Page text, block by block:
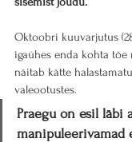
Oktoobri kuuvarjutus
igaühes enda kohta
näitab kätte
valeootustes.
Praegu on esil läbi
manipuleerivamad